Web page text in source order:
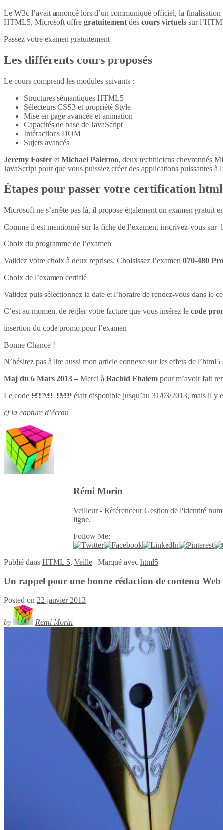
Le W3c l’avait annoncé lors d’un communiqué officiel, la finalisation
HTML5, Microsoft offre gratuitement des cours virtuels sur
Passez votre examen gratuitement
Les différents cours proposés
Le cours comprend les modules suivants :
Structures sémantiques HTML5
Sélecteurs CSS3 et propriété Style
Mise en page avancée et animation
Capacités de base de JavaScript
Intéractions DOM
Sujets avancés
Jeremy Foster et Michael Palermo, deux techniciens chevronnés
JavaScript pour que vous puissiez créer des applications puissantes à
Étapes pour passer votre certification
Microsoft ne s’arrête pas là, il propose également un examen gratuit
Comme il est mentionné sur la fiche de l’examen, inscrivez-vous sur
Choix du programme de l’examen
Validez votre choix à deux reprises. Choisissez l’examen 070-480
Choix de l’examen certifié
Validez puis sélectionnez la date et l’horaire de rendez-vous dans le
C’est au moment de régler votre facture que vous insérez le code
insertion du code promo pour l’examen
Bonne Chance !
N’hésitez pas à lire aussi mon article connexe surles effets de l’html5
Maj du 6 Mars 2013 – Merci à Rachid Fhaiem pour m’avoir fait
Le code HTMLJMP était disponible jusqu’au 31/03/2013, mais il y
cf la capture d’écran
Rémi Morin
Veilleur - Référenceur Gestion de l'identité
ligne.
Follow Me:
Publié dans HTML 5, Veille | Marqué avec html5
Un rappel pour une bonne rédaction de contenu Web
Posted on 22 janvier 2013
by Rémi Morin